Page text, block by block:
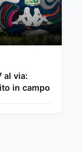
al via:
in campo